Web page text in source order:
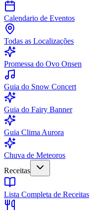
Calendario de Eventos
Todas as Localizações
Promessa do Ovo Onsen
Guia do Snow Concert
Guia do Fairy Banner
Guia Clima Aurora
Chuva de Meteoros
Receitas
Lista Completa de Receitas